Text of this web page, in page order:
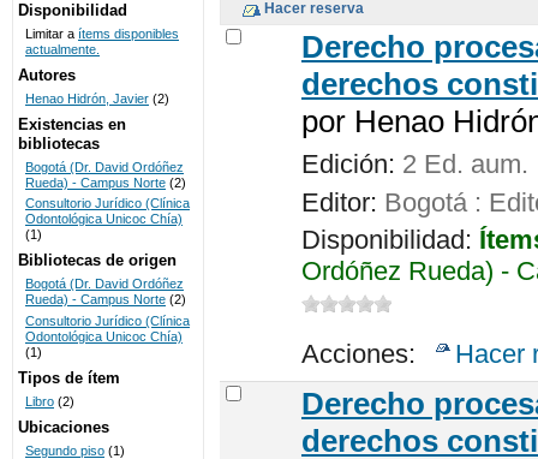
BIBLIOTECAS
UNICOC
Derecho
derechos
por Henao
Edición: 2 Ed. aum.
Editor: Bogotá :
Disponibilidad:
Ordóñez Rueda) -
Acciones: Hacer
Derecho
derechos
Disponibilidad
Limitar a ítems disponibles
actualmente.
Autores
Henao Hidrón, Javier (2)
Existencias en
bibliotecas
Bogotá (Dr. David Ordóñez
Rueda) - Campus Norte (2)
Consultorio Jurídico (Clínica
Odontológica Unicoc Chía)
(1)
Bibliotecas de origen
Bogotá (Dr. David Ordóñez
Rueda) - Campus Norte (2)
Consultorio Jurídico (Clínica
Odontológica Unicoc Chía)
(1)
Tipos de ítem
Libro (2)
Ubicaciones
Segundo piso (1)